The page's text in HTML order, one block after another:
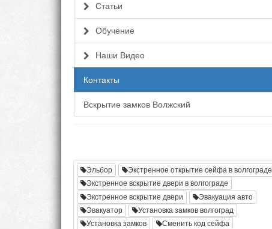
Статьи
Обучение
Наши Видео
Контакты
Вскрытие замков Волжский
Эльбор
Экстренное открытие сейфа в волгограде
Экстренное вскрытие двери в волгограде
Экстренное вскрытие двери
Эвакуация авто
Эвакуатор
Установка замков волгоград
Установка замков
Сменить код сейфа